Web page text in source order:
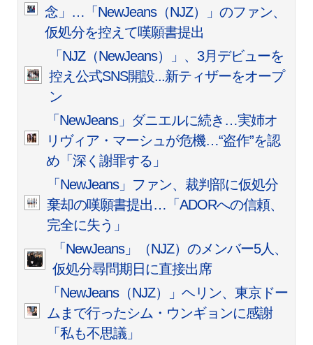
念」…「NewJeans（NJZ）」のファン、
仮処分を控えて嘆願書提出
「NJZ（NewJeans）」、3月デビューを
控え公式SNS開設...新ティザーをオープ
ン
「NewJeans」ダニエルに続き…実姉オ
リヴィア・マーシュが危機…“盗作”を認
め「深く謝罪する」
「NewJeans」ファン、裁判部に仮処分
棄却の嘆願書提出…「ADORへの信頼、
完全に失う」
「NewJeans」（NJZ）のメンバー5人、
仮処分尋問期日に直接出席
「NewJeans（NJZ）」ヘリン、東京ドー
ムまで行ったシム・ウンギョンに感謝
「私も不思議」